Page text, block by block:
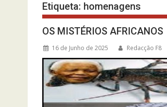
Etiqueta: homenagens
OS MISTÉRIOS AFRICANOS
16 de Junho de 2025 Redacção F8